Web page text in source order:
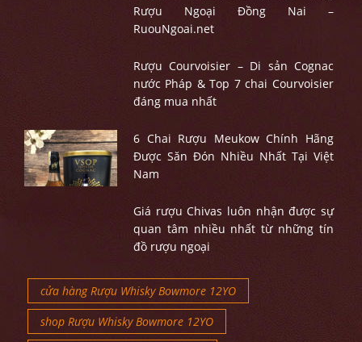
Rượu Ngoại Đồng Nai –
RuouNgoai.net
Rượu Courvoisier – Di sản Cognac
nước Pháp & Top 7 chai Courvoisier
đáng mua nhất
6 Chai Rượu Meukow Chính Hãng
Được Săn Đón Nhiều Nhất Tại Việt
Nam
Giá rượu Chivas luôn nhận được sự
quan tâm nhiều nhất từ những tín
đồ rượu ngoại
cửa hàng Rượu Whisky Bowmore 12YO
shop Rượu Whisky Bowmore 12YO